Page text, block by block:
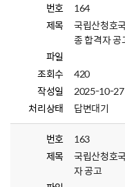
번호
164
제목
국립산청호
종 합격자 공
파일
조회수
420
작성일
2025-10-27
처리상태
답변대기
번호
163
제목
국립산청호
자 공고